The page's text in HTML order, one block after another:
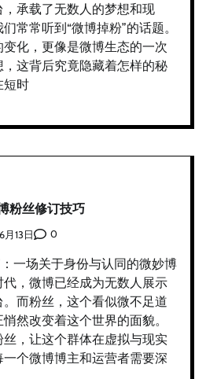
承载了无数人的梦想和现
常常听到“微博掉粉”的话题。
化，更像是微博生态的一次
这背后究竟隐藏着怎样的秘
短时
粉丝修订技巧
13日 0
一场关于身份与认同的微妙博
，微博已经成为无数人展示
而粉丝，这个看似微不足道
然改变着这个世界的面貌。
，让这个群体在虚拟与现实
个微博博主和运营者需要深